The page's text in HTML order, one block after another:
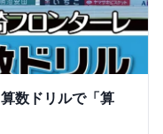
数ドリルで「算